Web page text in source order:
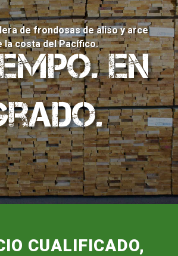
de frondosas de aliso y arce
la costa del Pacífico.
En
CUALIFICADO,